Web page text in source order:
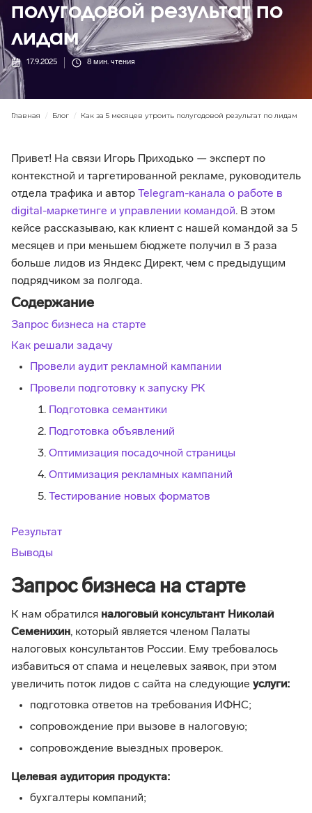
полугодовой результат по
лидам
17.9.2025 8 мин. чтения
Главная / Блог / Как за 5 месяцев утроить полугодовой результат по лидам
Привет! На связи Игорь Приходько — эксперт по
контекстной и таргетированной рекламе, руководитель
отдела трафика и автор Telegram-канала о работе в
digital-маркетинге и управлении командой. В этом
кейсе рассказываю, как клиент с нашей командой за 5
месяцев и при меньшем бюджете получил в 3 раза
больше лидов из Яндекс Директ, чем с предыдущим
подрядчиком за полгода.
Содержание
Запрос бизнеса на старте
Как решали задачу
Провели аудит рекламной кампании
Провели подготовку к запуску РК
Подготовка семантики
Подготовка объявлений
Оптимизация посадочной страницы
Оптимизация рекламных кампаний
Тестирование новых форматов
Результат
Выводы
Запрос бизнеса на старте
К нам обратился налоговый консультант Николай
Семенихин, который является членом Палаты
налоговых консультантов России. Ему требовалось
избавиться от спама и нецелевых заявок, при этом
увеличить поток лидов с сайта на следующие услуги:
подготовка ответов на требования ИФНС;
сопровождение при вызове в налоговую;
сопровождение выездных проверок.
Целевая аудитория продукта:
бухгалтеры компаний;